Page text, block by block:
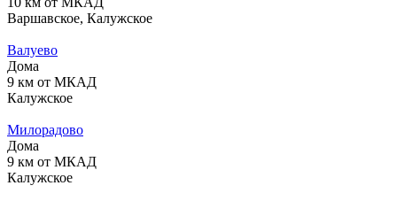
Варшавское, Калужское
Валуево
Дома
9 км от МКАД
Калужское
Милорадово
Дома
9 км от МКАД
Калужское